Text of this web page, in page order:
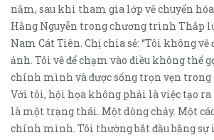
năm, sau khi tham gia lớp vẽ chuyển
Hằng Nguyễn trong chương trình Thắp
Nam Cát Tiên. Chị chia sẻ: “Tôi không
ảnh. Tôi vẽ để chạm vào điều không thể
chính mình và được sống trọn vẹn trong
Với tôi, hội họa không phải là việc tạo
là một trạng thái. Một dòng chảy. Một
chính mình. Tôi thường bắt đầu bằng sự